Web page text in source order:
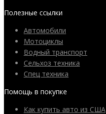
Полезные ссылки
Автомобили
Мотоциклы
Водный транспорт
Сельхоз техника
Спец техника
Помощь в покупке
Как купить авто из США